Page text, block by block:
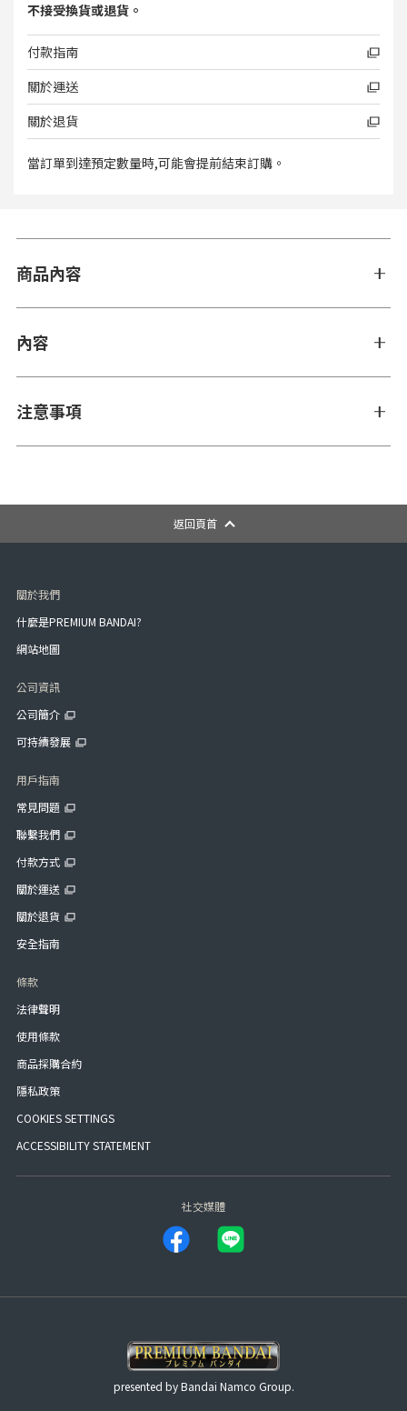
不接受換貨或退貨。
付款指南
關於運送
關於退貨
當訂單到達預定數量時,可能會提前結束訂購。
商品內容
內容
注意事項
返回頁首
關於我們
什麼是PREMIUM BANDAI?
網站地圖
公司資訊
公司簡介
可持續發展
用戶指南
常見問題
聯繫我們
付款方式
關於運送
關於退貨
安全指南
條款
法律聲明
使用條款
商品採購合約
隱私政策
COOKIES SETTINGS
ACCESSIBILITY STATEMENT
社交媒體
presented by Bandai Namco Group.